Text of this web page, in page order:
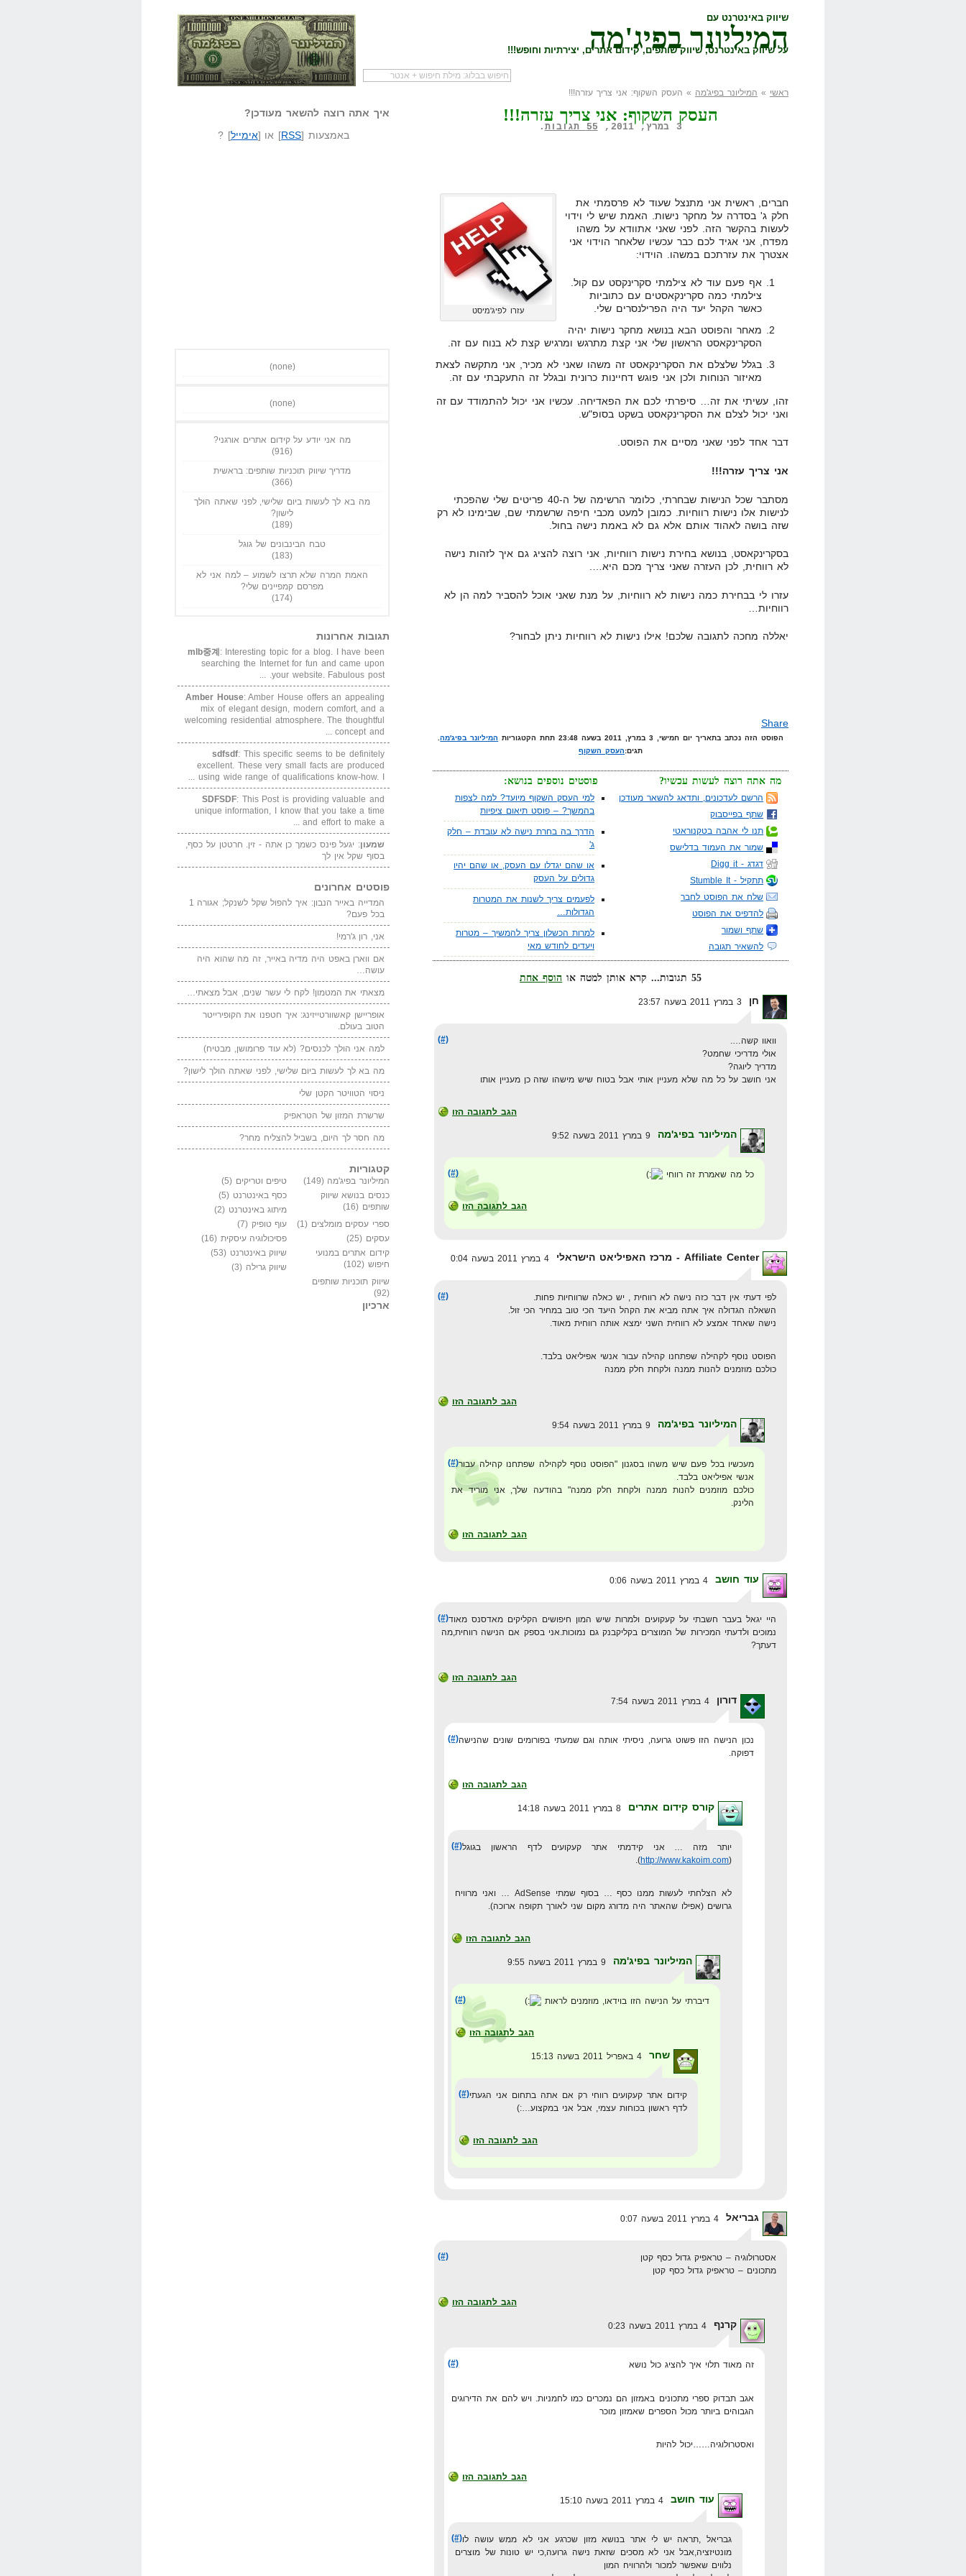
שיווק באינטרנט עם
המיליונר בפיג'מה
על שיווק באינטרנט, שיווק שותפים, קידום אתרים, יצירתיות וחופש!!!
שאל שאלה המיליונר בפיג'מה שיווק שותפים
ראשי » המיליונר בפיג'מה » העסק השקוף: אני צריך עזרה!!!
העסק השקוף: אני צריך עזרה!!!
3 במרץ, 2011, 55 תגובות .
עזרו לפיג'מיסט
חברים, ראשית אני מתנצל שעוד לא פרסמתי את
חלק ג' בסדרה על מחקר נישות. האמת שיש לי וידוי
לעשות בהקשר הזה. לפני שאני אתוודא על משהו
מפדח, אני אגיד לכם כבר עכשיו שלאחר הוידוי אני
אצטרך את עזרתכם במשהו. הוידוי:
אף פעם עוד לא צילמתי סקרינקסט עם קול.
צילמתי כמה סקרינקאסטים עם כתוביות
כאשר הקהל יעד היה הפרילנסרים שלי.
מאחר והפוסט הבא בנושא מחקר נישות יהיה
הסקרינקאסט הראשון שלי אני קצת מתרגש ומרגיש קצת לא בנוח עם זה.
בגלל שלצלם את הסקרינקאסט זה משהו שאני לא מכיר, אני מתקשה לצאת
מאיזור הנוחות ולכן אני פוגש דחיינות כרונית ובגלל זה התעקבתי עם זה.
זהו, עשיתי את זה… סיפרתי לכם את הפאדיחה. עכשיו אני יכול להתמודד עם זה
ואני יכול לצלם את הסקרינקאסט בשקט בסופ"ש.
דבר אחד לפני שאני מסיים את הפוסט.
אני צריך עזרה!!!
מסתבר שכל הנישות שבחרתי, כלומר הרשימה של ה-40 פריטים שלי שהפכתי
לנישות אלו נישות רווחיות. כמובן למעט מכבי חיפה שרשמתי שם, שבימינו לא רק
שזה בושה לאהוד אותם אלא גם לא באמת נישה בחול.
בסקרינקאסט, בנושא בחירת נישות רווחיות, אני רוצה להציג גם איך לזהות נישה
לא רווחית, לכן העזרה שאני צריך מכם היא….
עזרו לי בבחירת כמה נישות לא רווחיות, על מנת שאני אוכל להסביר למה הן לא
רווחיות…
יאללה מחכה לתגובה שלכם! אילו נישות לא רווחיות ניתן לבחור?
Share
הפוסט הזה נכתב בתאריך יום חמישי, 3 במרץ, 2011 בשעה 23:48 תחת הקטגוריות המיליונר בפיג'מה.
תגים:העסק השקוף
פוסטים נוספים בנושא:
למי העסק השקוף מיועד? למה לצפות
בהמשך? – פוסט תיאום ציפיות
הדרך בה בחרת נישה לא עובדת – חלק
ג'
או שהם יגדלו עם העסק, או שהם יהיו
גדולים על העסק
לפעמים צריך לשנות את המטרות
הגדולות…
למרות הכשלון צריך להמשיך – מטרות
ויעדים לחודש מאי
מה אתה רוצה לעשות עכשיו?
הרשם לעדכונים, ותדאג להשאר מעודכן
שתף בפייסבוק
תנו לי אהבה בטקנוראטי
שמור את העמוד בדלישס
דגדג - Digg it
תתקיל - Stumble It
שלח את הפוסט לחבר
להדפיס את הפוסט
שתף ושמור
להשאיר תגובה
55 תגובות... קרא אותן למטה או
הוסף אחת
חן
(#)
וואוו קשה….
אולי מדריכי שחמט?
מדריך ליוגה?
אני חושב על כל מה שלא מעניין אותי אבל בטוח שיש מישהו שזה כן מעניין אותו
הגב לתגובה הזו
המיליונר בפיג'מה
(#) כל מה שאמרת זה רווחי
הגב לתגובה הזו
Affiliate Center - מרכז האפיליאט הישראלי
(#)
לפי דעתי אין דבר כזה נישה לא רווחית , יש כאלה שרווחיות פחות.
השאלה הגדולה איך אתה מביא את הקהל היעד הכי טוב במחיר הכי זול.
נישה שאחד אמצע לא רווחית השני ימצא אותה רווחית מאוד.
הפוסט נוסף לקהילה שפתחנו קהילה עבור אנשי אפיליאט בלבד.
כולכם מוזמנים להנות ממנה ולקחת חלק ממנה
הגב לתגובה הזו
המיליונר בפיג'מה
(#)מעכשיו בכל פעם שיש משהו בסגנון "הפוסט נוסף לקהילה שפתחנו קהילה עבור
אנשי אפיליאט בלבד.
כולכם מוזמנים להנות ממנה ולקחת חלק ממנה" בהודעה שלך, אני מוריד את
הלינק.
הגב לתגובה הזו
עוד חושב4 במרץ 2011 בשעה 0:06
(#)היי יגאל בעבר חשבתי על קעקועים ולמרות שיש המון חיפושים הקליקים מאדסנס מאוד
נמוכים ולדעתי המכירות של המוצרים בקליקבנק גם נמוכות.אני בספק אם הנישה רווחית,מה
דעתך?
הגב לתגובה הזו
דורון
(#)נכון הנישה הזו פשוט גרועה, ניסיתי אותה וגם שמעתי בפורומים שונים שהנישה
דפוקה.
הגב לתגובה הזו
קורס קידום אתרים
(#)יותר מזה … אני קידמתי אתר קעקועים לדף הראשון בגוגל
(
http://www.kakoim.com
).
לא הצלחתי לעשות ממנו כסף … בסוף שמתי AdSense … ואני מרוויח
גרושים (אפילו שהאתר היה מדורג מקום שני לאורך תקופה ארוכה).
הגב לתגובה הזו
המיליונר בפיג'מה
(#) דיברתי על הנישה הזו בוידאו, מוזמנים לראות
הגב לתגובה הזו
שחר
(#)קידום אתר קעקועים רווחי רק אם אתה בתחום אני הגעתי
לדף ראשון בכוחות עצמי, אבל אני במקצוע…:)
הגב לתגובה הזו
גבריאל
(#)
אסטרולוגיה – טראפיק גדול כסף קטן
מתכונים – טראפיק גדול כסף קטן
הגב לתגובה הזו
קרנף
(#) זה מאוד תלוי איך להציג כול נושא
אגב תבדוק ספרי מתכונים באמזון הם נמכרים כמו לחמניות. ויש להם את הדירוגים
הגבוהים ביותר מכול הספרים שאמזון מוכר
ואסטרולוגיה……יכול להיות
הגב לתגובה הזו
עוד חושב4 במרץ 2011 בשעה 15:10
(#)גבריאל ,תראה יש לי אתר בנושא מזון שכרגע אני לא ממש עושה לו
מונטיזציה,אבל אני לא מסכים שזאת נישה גרועה,כי יש טונות של מוצרים
נלווים שאפשר למכור ולהרוויח המון
איך אתה רוצה להשאר מעודכן?
באמצעות [RSS] או [אימייל] ?
(none)
(none)
מה אני יודע על קידום אתרים אורגני?
(916)
מדריך שיווק תוכניות שותפים: בראשית
(366)
מה בא לך לעשות ביום שלישי, לפני שאתה הולך
לישון?
(189)
טבח הבינבונים של גוגל
(183)
האמת המרה שלא תרצו לשמוע – למה אני לא
מפרסם קמפיינים שלי?
(174)
תגובות אחרונות
mlb중계 : Interesting topic for a blog. I have been
searching the Internet for fun and came upon
your website. Fabulous post. ...
Amber House: Amber House offers an appealing
mix of elegant design, modern comfort, and a
welcoming residential atmosphere. The thoughtful
concept and ...
sdfsdf: This specific seems to be definitely
excellent. These very small facts are produced
using wide range of qualifications know-how. I ...
SDFSDF: This Post is providing valuable and
unique information, I know that you take a time
and effort to make a ...
שמעון: יגעל פינס כשמך כן אתה - זין. חרטטן על כסף,
בסוף שקל אין לך
פוסטים אחרונים
המדייה באייר הנבון: איך להפול שקל לשנקל; אגורה 1
בכל פעם?
אני, רון ג'רמי!
אם ווארן באפט היה מדיה באייר, זה מה שהוא היה
עושה…
מצאתי את המטמון! לקח לי עשר שנים, אבל מצאתי…
אופריישן קאשוורטייזינג: איך חטפנו את הקופירייטר
הטוב בעולם.
למה אני הולך לכנסים? (לא עוד פרומושן, מבטיח)
מה בא לך לעשות ביום שלישי, לפני שאתה הולך לישון?
ניסוי הטוויטר הקטן שלי
שרשרת המזון של הטראפיק
מה חסר לך היום, בשביל להצליח מחר?
קטגוריות
המיליונר בפיג'מה (149) טיפים וטריקים (5)
כנסים בנושא שיווק
שותפים (16)
כסף באינטרנט (5)
מיתוג באינטרנט (2)
ספרי עסקים מומלצים (1) עוף טופיק (7)
עסקים (25) פסיכולוגיה עיסקית (16)
קידום אתרים במנועי
חיפוש (102)
שיווק באינטרנט (53)
שיווק גרילה (3)
שיווק תוכניות שותפים
(92)
ארכיון